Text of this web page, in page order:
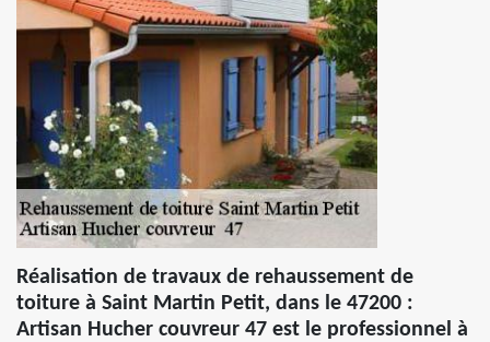
Réalisation de travaux de rehaussement de
toiture à Saint Martin Petit, dans le 47200 :
Artisan Hucher couvreur 47 est le professionnel à